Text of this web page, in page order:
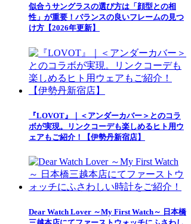
似合うサングラスの選び方は「顔型との相
性」が重要！バランスの良いフレームの見つ
け方【2026年更新】
『LOVOT』｜＜アンダーカバー＞とのコラ
ボが実現。リンクコーデも楽しめるヒト用ウ
ェアもご紹介！【伊勢丹新宿店】
Dear Watch Lover ～My First Watch～ 日本橋